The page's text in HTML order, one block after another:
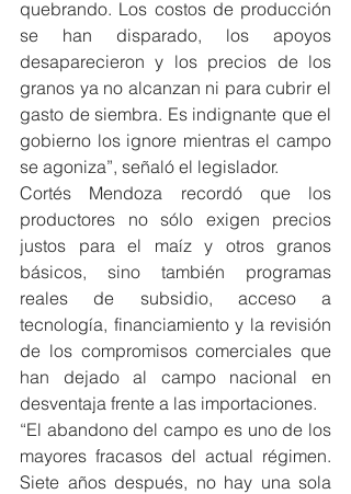
quebrando. Los costos de producción
se han disparado, los apoyos
desaparecieron y los precios de los
granos ya no alcanzan ni para cubrir el
gasto de siembra. Es indignante que el
gobierno los ignore mientras el campo
se agoniza”, señaló el legislador.
Cortés Mendoza recordó que los
productores no sólo exigen precios
justos para el maíz y otros granos
básicos, sino también programas
reales de subsidio, acceso a
tecnología, financiamiento y la revisión
de los compromisos comerciales que
han dejado al campo nacional en
desventaja frente a las importaciones.
“El abandono del campo es uno de los
mayores fracasos del actual régimen.
Siete años después, no hay una sola